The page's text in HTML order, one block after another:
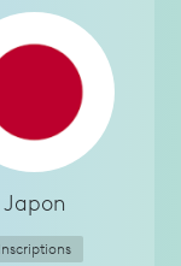
Japon
Inscriptions